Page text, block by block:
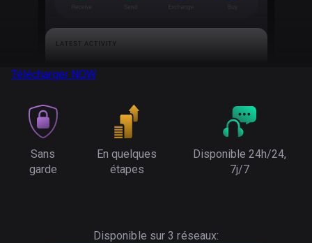
Télécharger NOW
Sans
garde
En quelques
étapes
Disponible 24h/24,
7j/7
Disponible sur 3 réseaux: